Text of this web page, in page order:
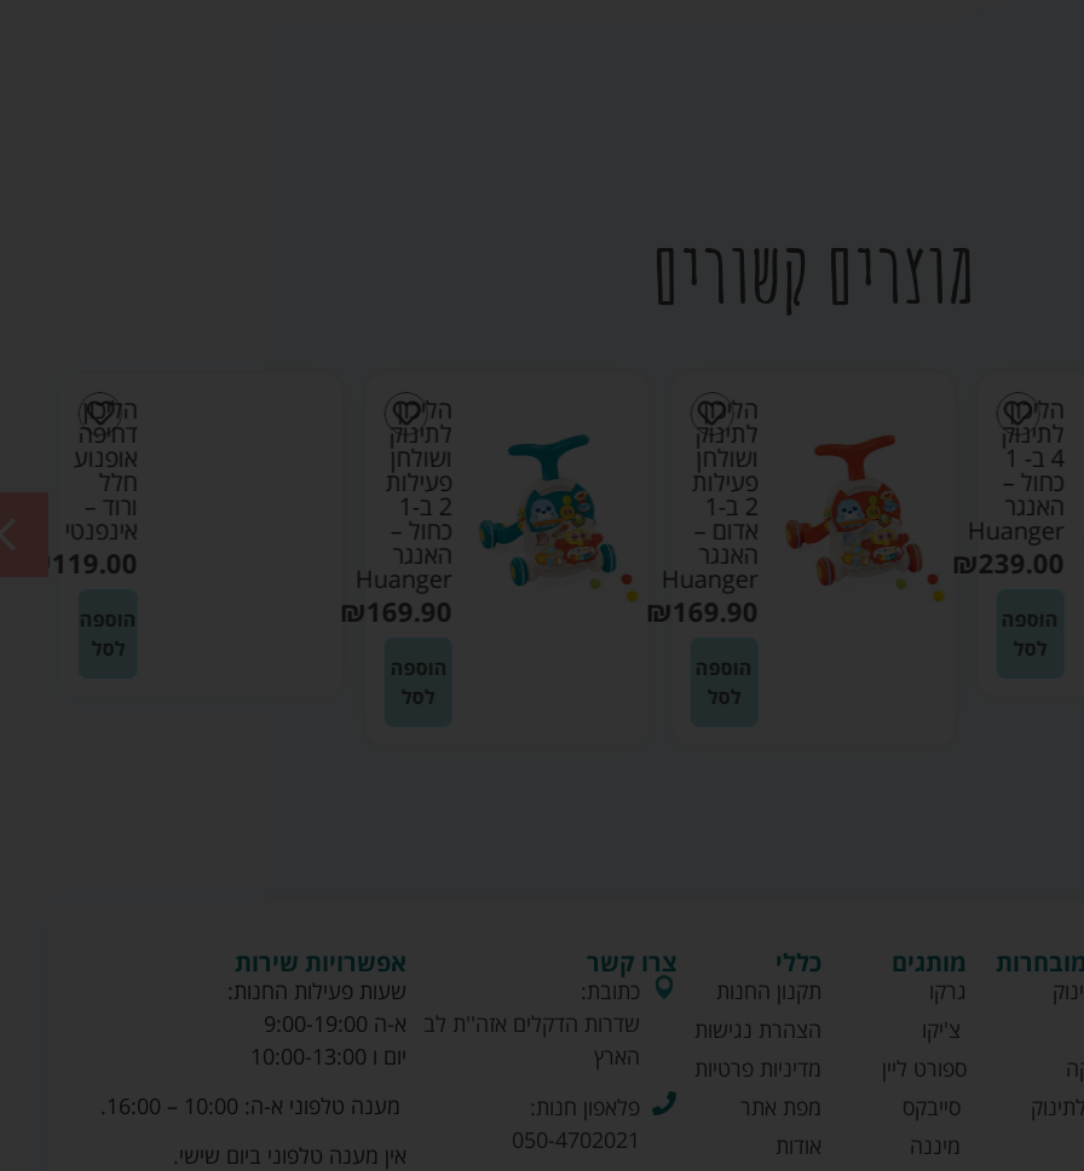
מוצרים קשורים
הליכון
לתינוק
4 ב- 1
כחול –
האנגר
Huanger
₪239.00
הוספה
לסל
הליכון
לתינוק
ושולחן
פעילות
2 ב-1
אדום –
האנגר
Huanger
₪169.90
הוספה
לסל
הליכון
לתינוק
ושולחן
פעילות
2 ב-1
כחול –
האנגר
Huanger
₪169.90
הוספה
לסל
הליכון
דחיפה
אופנוע
חלל
ורוד –
אינפנטי
₪119.00
הוספה
לסל
מותגים
גרקו
צ'יקו
ספורט ליין
סייבקס
מיננה
כללי
תקנון החנות
הצהרת נגישות
מדיניות פרטיות
מפת אתר
אודות
צרו קשר
כתובת:
שדרות הדקלים אזה''ת לב
הארץ
פלאפון חנות:
050-4702021
אפשרויות שירות
שעות פעילות החנות:
א-ה 9:00-19:00
יום ו 10:00-13:00
מענה טלפוני א-ה: 10:00 – 16:00.
אין מענה טלפוני ביום שישי.